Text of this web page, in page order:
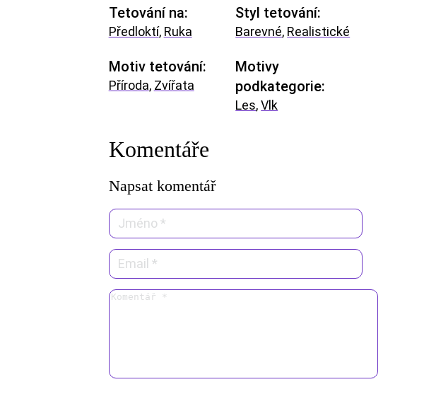
Tetování na:
Předloktí, Ruka
Motiv tetování:
Příroda, Zvířata
Styl tetování:
Barevné, Realistické
Motivy
podkategorie:
Les,Vlk
Komentáře
Napsat komentář